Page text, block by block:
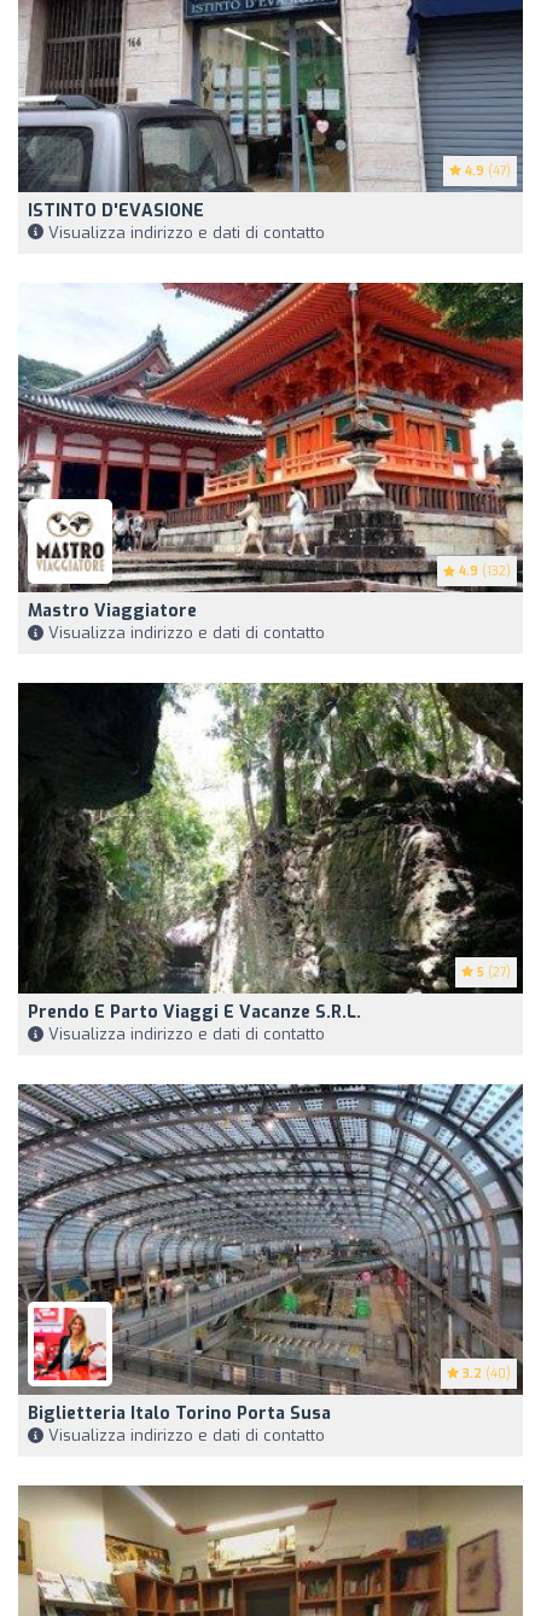
4.9 (47)
ISTINTO D'EVASIONE
Visualizza indirizzo e dati di contatto
4.9 (132)
Mastro Viaggiatore
Visualizza indirizzo e dati di contatto
5 (27)
Prendo E Parto Viaggi E Vacanze S.r.l.
Visualizza indirizzo e dati di contatto
3.2 (40)
Biglietteria Italo Torino Porta Susa
Visualizza indirizzo e dati di contatto